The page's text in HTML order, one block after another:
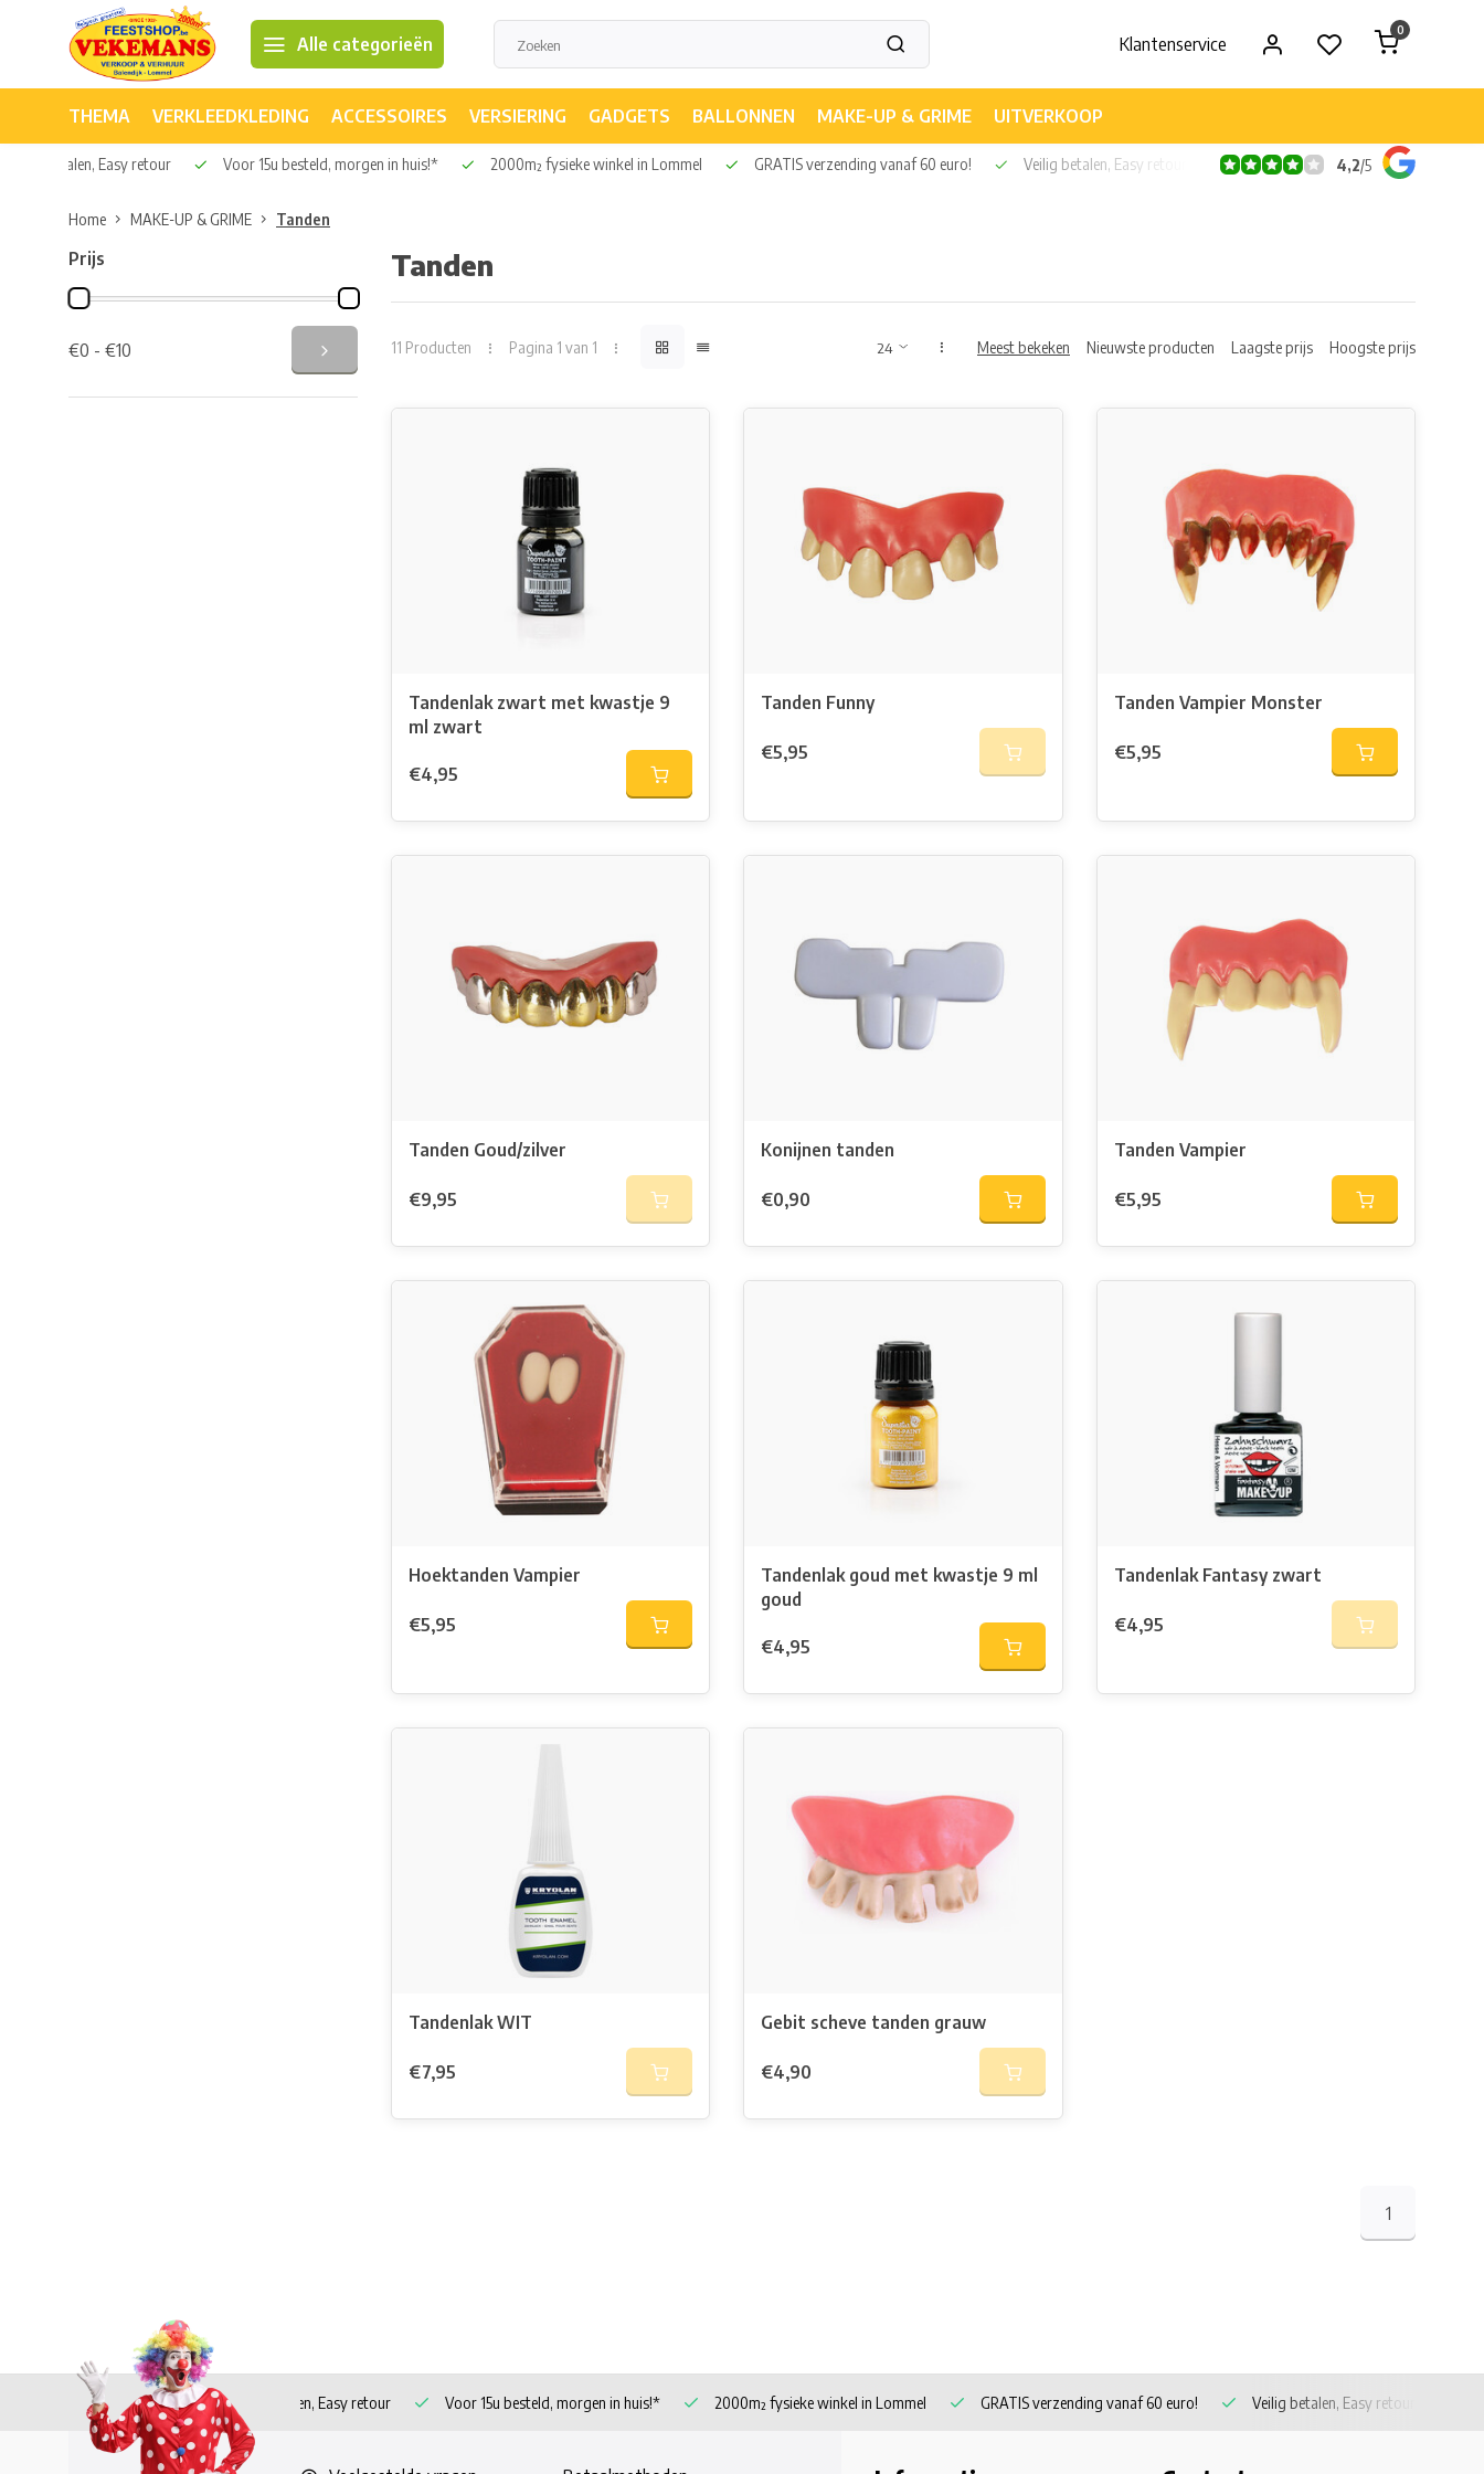
Alle categorieën Klantenservice
0
THEMA VERKLEEDKLEDING ACCESSOIRES VERSIERING GADGETS BALLONNEN MAKE-UP & GRIME UITVERKOOP
Veilig betalen, Easy retour Voor 15u besteld, morgen in huis!* 2000m² fysieke winkel in Lommel GRATIS verzending vanaf 60 euro! Veilig betalen, Easy retour 4,2/5
Home MAKE-UP & GRIME Tanden
Prijs
€0 - €10
Tanden
11 Producten Pagina 1 van 1 Meest bekeken Nieuwste producten Laagste prijs Hoogste prijs
Tandenlak zwart met kwastje 9
ml zwart
€4,95
Tanden Funny
€5,95
Tanden Vampier Monster
€5,95
Tanden Goud/zilver
€9,95
Konijnen tanden
€0,90
Tanden Vampier
€5,95
Hoektanden Vampier
€5,95
Tandenlak goud met kwastje 9 ml
goud
€4,95
Tandenlak Fantasy zwart
€4,95
Tandenlak WIT
€7,95
Gebit scheve tanden grauw
€4,90
1
verzending vanaf 60 euro! Veilig betalen, Easy retour Voor 15u besteld, morgen in huis!* 2000m² fysieke winkel in Lommel GRATIS verzending vanaf 60 euro! Veilig betalen, Easy retour